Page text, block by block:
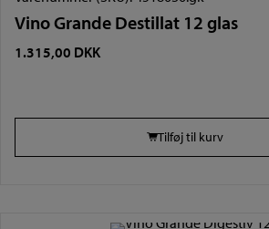
Vino Grande Destillat 12 glas
1.315,00 DKK
Tilføj til kurv